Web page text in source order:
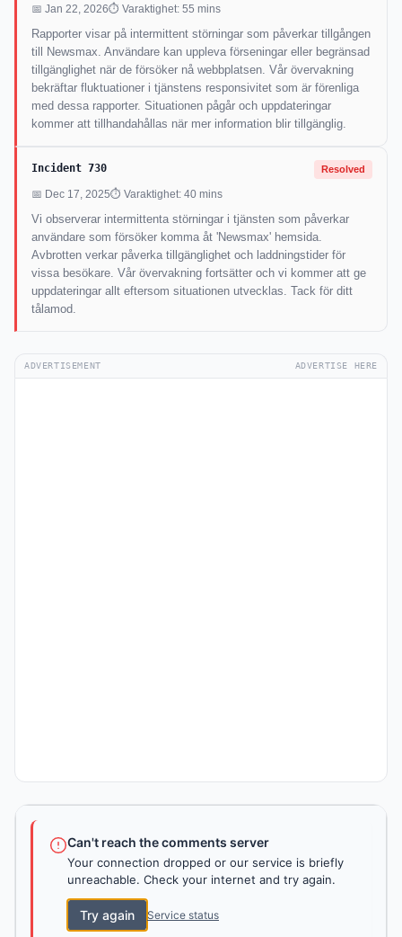
📅 Jan 22, 2026⏱ Varaktighet: 55 mins
Rapporter visar på intermittent störningar som påverkar tillgången
till Newsmax. Användare kan uppleva förseningar eller begränsad
tillgänglighet när de försöker nå webbplatsen. Vår övervakning
bekräftar fluktuationer i tjänstens responsivitet som är förenliga
med dessa rapporter. Situationen pågår och uppdateringar
kommer att tillhandahållas när mer information blir tillgänglig.
Incident 730 Resolved
📅 Dec 17, 2025⏱ Varaktighet: 40 mins
Vi observerar intermittenta störningar i tjänsten som påverkar
användare som försöker komma åt 'Newsmax' hemsida.
Avbrotten verkar påverka tillgänglighet och laddningstider för
vissa besökare. Vår övervakning fortsätter och vi kommer att ge
uppdateringar allt eftersom situationen utvecklas. Tack för ditt
tålamod.
ADVERTISEMENT ADVERTISE HERE
Can't reach the comments server
Your connection dropped or our service is briefly
unreachable. Check your internet and try again.
Try again Service status